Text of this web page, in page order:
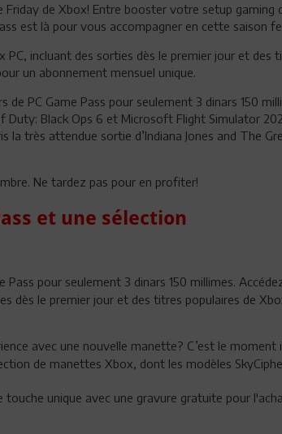
de Xbox! Entre booster votre setup gaming
est là pour vous accompagner en cette saison
PC, incluant des sorties dès le premier jour et des
un abonnement mensuel unique.
PC Game Pass pour seulement 3 dinars 150
Duty: Black Ops 6 et Microsoft Flight Simulator
la très attendue sortie d’Indiana Jones and The
Ne tardez pas pour en profiter!
et une sélection
pour seulement 3 dinars 150 millimes.
dès le premier jour et des titres populaires de
avec une nouvelle manette? C’est le moment
de manettes Xbox, dont les modèles
touche unique avec une gravure gratuite pour